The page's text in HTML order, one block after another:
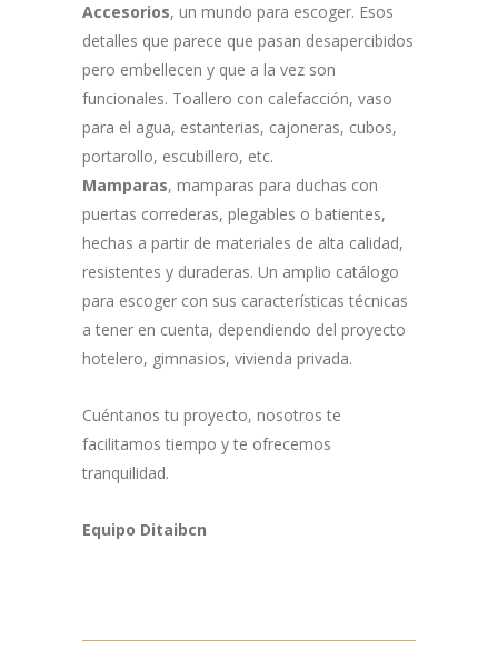
Accesorios, un mundo para escoger. Esos
detalles que parece que pasan desapercibidos
pero embellecen y que a la vez son
funcionales. Toallero con calefacción, vaso
para el agua, estanterias, cajoneras, cubos,
portarollo, escubillero, etc.
Mamparas, mamparas para duchas con
puertas correderas, plegables o batientes,
hechas a partir de materiales de alta calidad,
resistentes y duraderas. Un amplio catálogo
para escoger con sus características técnicas
a tener en cuenta, dependiendo del proyecto
hotelero, gimnasios, vivienda privada.
Cuéntanos tu proyecto, nosotros te
facilitamos tiempo y te ofrecemos
tranquilidad.
Equipo Ditaibcn